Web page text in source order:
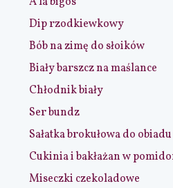
Dip rzodkiewkowy
Bób na zimę do słoików
Biały barszcz na maślance
Chłodnik biały
Ser bundz
Sałatka brokułowa do obiadu
Cukinia i bakłażan w
Miseczki czekoladowe